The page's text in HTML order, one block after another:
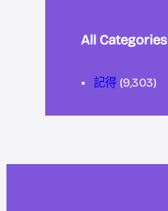
All Categories
記得 (9,303)